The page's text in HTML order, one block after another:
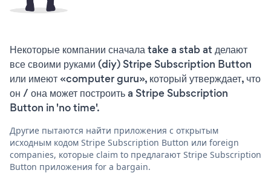
Некоторые компании сначала take a stab at делают
все своими руками (diy) Stripe Subscription Button
или имеют «computer guru», который утверждает, что
он / она может построить a Stripe Subscription
Button in 'no time'.
Другие пытаются найти приложения с открытым
исходным кодом Stripe Subscription Button или foreign
companies, которые claim to предлагают Stripe Subscription
Button приложения for a bargain.